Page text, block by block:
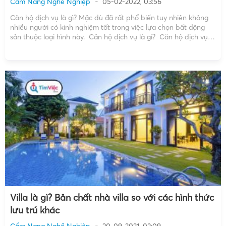
Căn hộ dịch vụ là gì? Mặc dù đã rất phổ biến tuy nhiên không
nhiều người có kinh nghiệm tốt trong việc lựa chọn bất động
sản thuộc loại hình này. Căn hộ dịch vụ là gì? Căn hộ dịch vụ là
Villa là gì? Bản chất nhà villa so với các hình thức
lưu trú khác